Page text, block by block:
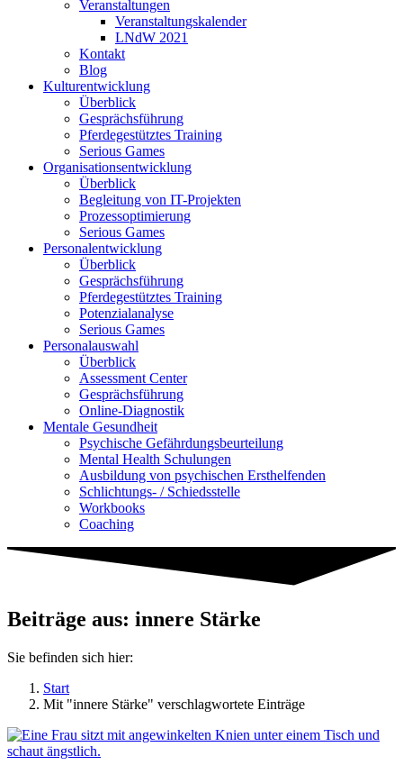
Veranstaltungen
Veranstaltungskalender
LNdW 2021
Kontakt
Blog
Kulturentwicklung
Überblick
Gesprächsführung
Pferdegestütztes Training
Serious Games
Organisationsentwicklung
Überblick
Begleitung von IT-Projekten
Prozessoptimierung
Serious Games
Personalentwicklung
Überblick
Gesprächsführung
Pferdegestütztes Training
Potenzialanalyse
Serious Games
Personalauswahl
Überblick
Assessment Center
Gesprächsführung
Online-Diagnostik
Mentale Gesundheit
Psychische Gefährdungs­beurteilung
Mental Health Schulungen
Ausbildung von psychischen Ersthelfenden
Schlichtungs- / Schiedsstelle
Workbooks
Coaching
Beiträge aus: innere Stärke
Sie befinden sich hier:
Start
Mit "innere Stärke" verschlagwortete Einträge